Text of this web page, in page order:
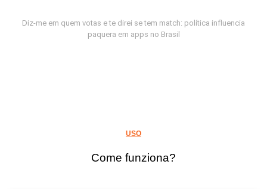
Diz-me em quem votas e te direi se tem match: política influencia
paquera em apps no Brasil
USO
Come funziona?